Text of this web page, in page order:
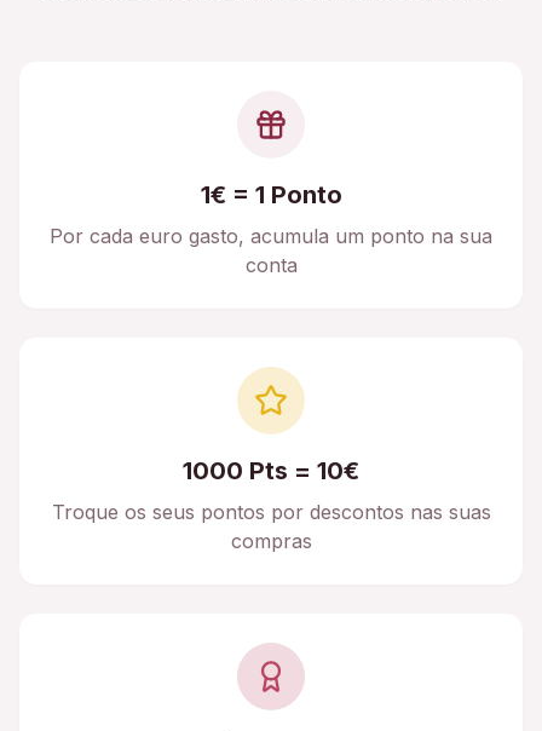
1€ = 1 Ponto
Por cada euro gasto, acumula um ponto na sua
conta
1000 Pts = 10€
Troque os seus pontos por descontos nas suas
compras